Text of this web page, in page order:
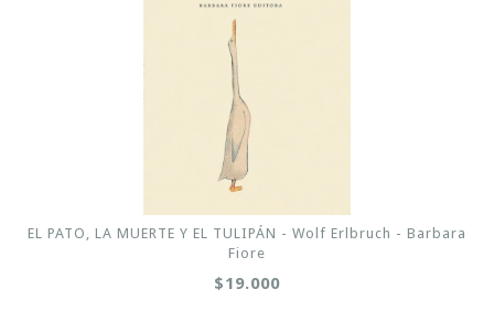
EL PATO, LA MUERTE Y EL TULIPÁN - Wolf Erlbruch - Barbara
Fiore
$19.000